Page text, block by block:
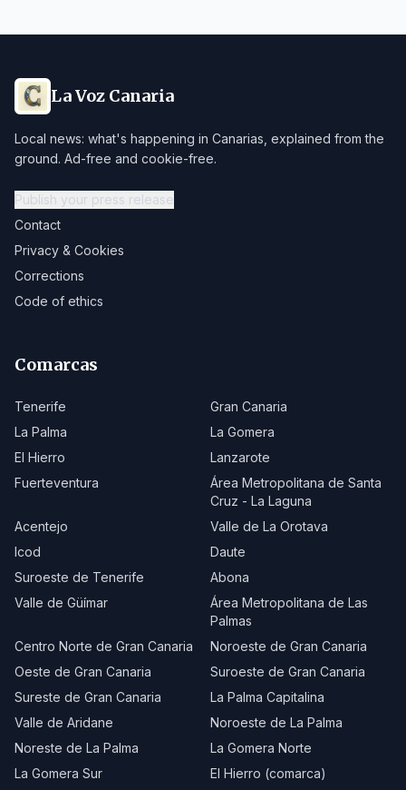
La Voz Canaria
Local news: what's happening in Canarias, explained from the
ground. Ad-free and cookie-free.
Publish your press release
Contact
Privacy & Cookies
Corrections
Code of ethics
Comarcas
Tenerife
Gran Canaria
La Palma
La Gomera
El Hierro
Lanzarote
Fuerteventura
Área Metropolitana de Santa
Cruz - La Laguna
Acentejo
Valle de La Orotava
Icod
Daute
Suroeste de Tenerife
Abona
Valle de Güímar
Área Metropolitana de Las
Palmas
Centro Norte de Gran Canaria
Noroeste de Gran Canaria
Oeste de Gran Canaria
Suroeste de Gran Canaria
Sureste de Gran Canaria
La Palma Capitalina
Valle de Aridane
Noroeste de La Palma
Noreste de La Palma
La Gomera Norte
La Gomera Sur
El Hierro (comarca)